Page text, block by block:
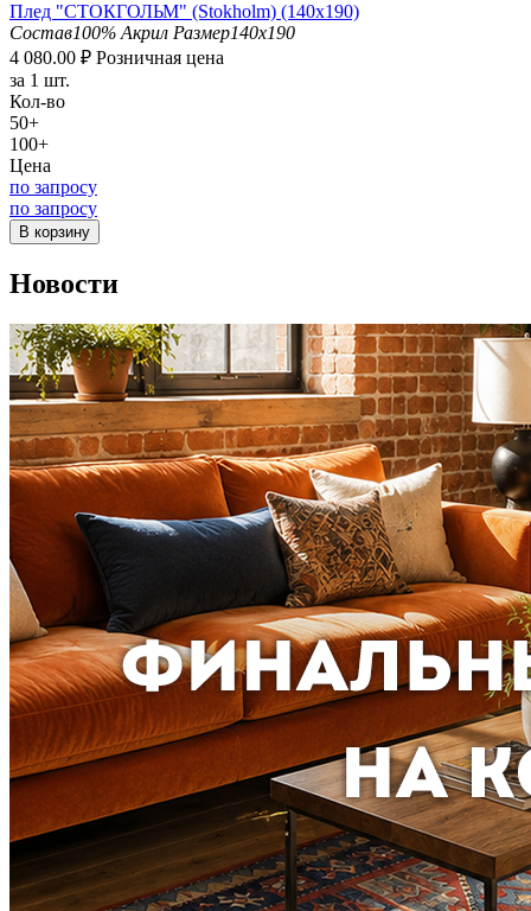
Плед "СТОКГОЛЬМ" (Stokholm) (140х190)
Состав100% Акрил Размер140x190
4 080.00 ₽ Розничная цена
за 1 шт.
Кол-во
50+
100+
Цена
по запросу
по запросу
В корзину
Новости